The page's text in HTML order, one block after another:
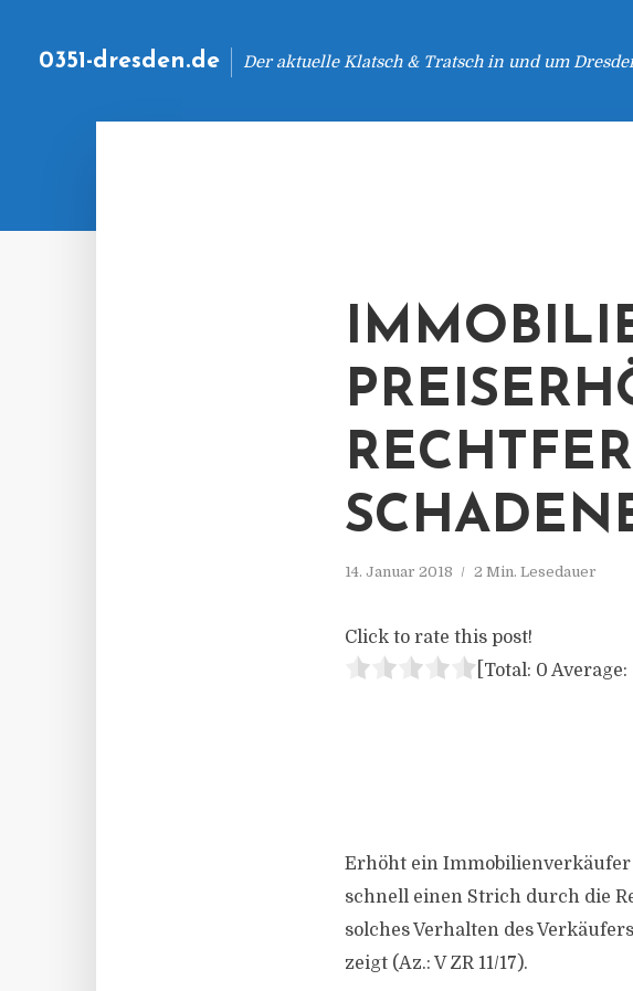
0351-dresden.de Der aktuelle Klatsch & Tratsch in und um
14. Januar 2018 2 Min. Lesedauer
Click to rate this post!
[Total: 0 Average:
Erhöht ein
schnell einen Strich durch die
solches Verhalten des
zeigt (Az.: V ZR 11/17).